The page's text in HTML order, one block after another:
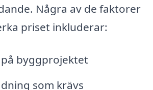
Några av de faktorer
priset inkluderar:
byggprojektet
som krävs